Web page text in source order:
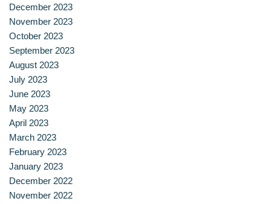
ทุนการศึกษา
นักศึกษา
บันทึกเทปกิจกรรม
บุคลากรสายวิชาการ
บุคลากรสายสนับสนุนวิชาการ
ประวัติ วิสัยทัศน์ พันธกิจ โรงเรียนการเรือน
ปริญญาตรี
December 2023
November 2023
October 2023
September 2023
August 2023
July 2023
June 2023
May 2023
April 2023
March 2023
February 2023
January 2023
December 2022
November 2022